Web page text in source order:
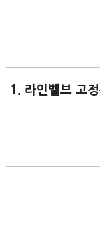
1. 라인벨브 고